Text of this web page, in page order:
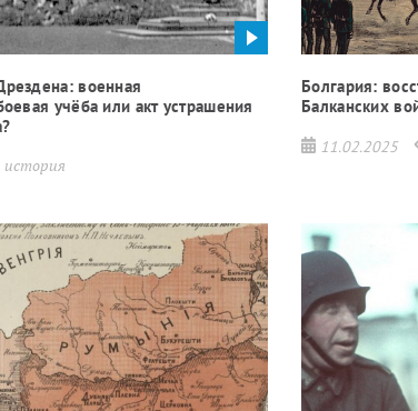
военная
учёба или акт устрашения
история
Болгария:
Балканских
11.02.2025